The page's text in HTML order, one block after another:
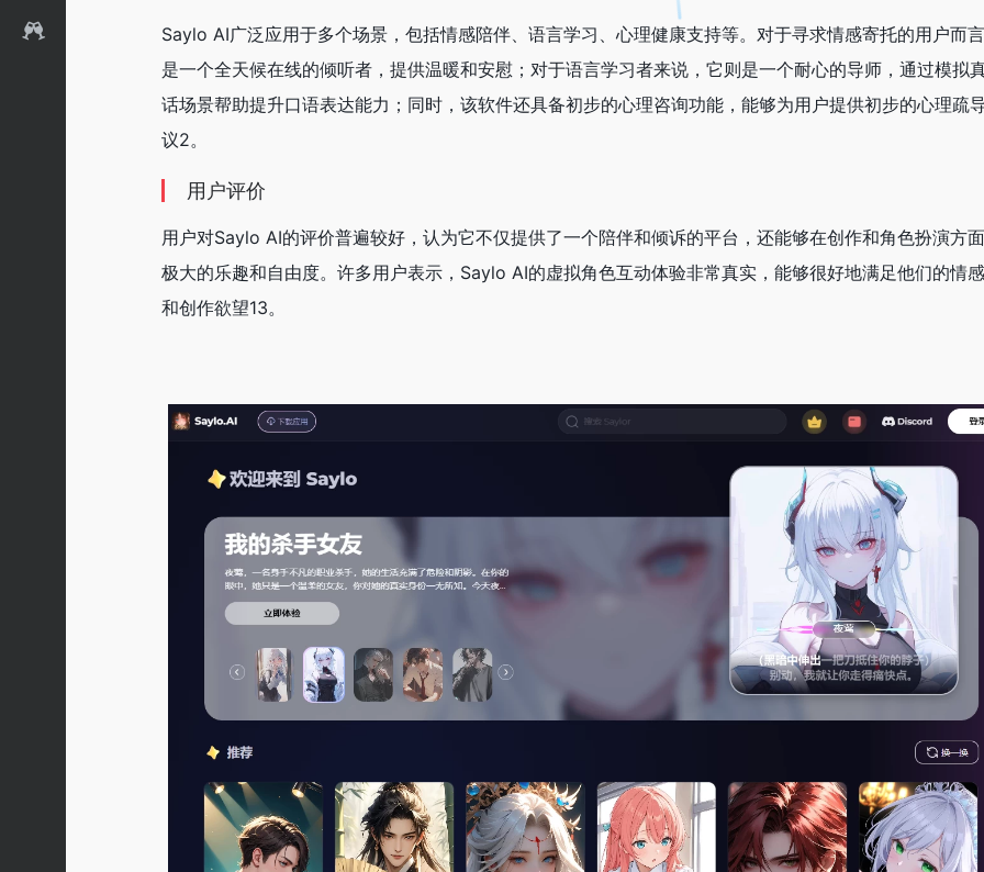
Saylo AI广泛应用于多个场景，包括情感陪伴、语言学习、心理健康支持等。对于寻求情感寄托的用户而
是一个全天候在线的倾听者，提供温暖和安慰；对于语言学习者来说，它则是一个耐心的导师，通过模拟
话场景帮助提升口语表达能力；同时，该软件还具备初步的心理咨询功能，能够为用户提供初步的心理疏
议‌2。
用户评价
用户对Saylo AI的评价普遍较好，认为它不仅提供了一个陪伴和倾诉的平台，还能够在创作和角色扮演方
极大的乐趣和自由度。许多用户表示，Saylo AI的虚拟角色互动体验非常真实，能够很好地满足他们的情
和创作欲望‌13。